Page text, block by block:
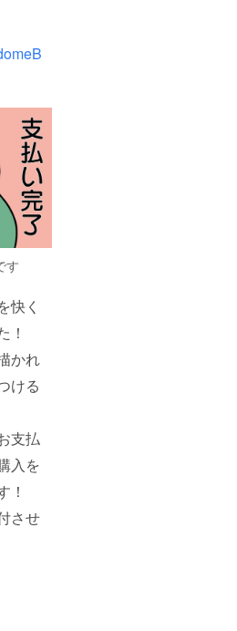
す
快く
！
かれ
ける
支払
入を
！
させ